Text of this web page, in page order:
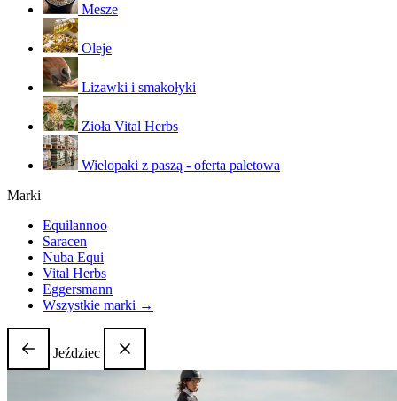
Mesze
Oleje
Lizawki i smakołyki
Zioła Vital Herbs
Wielopaki z paszą - oferta paletowa
Marki
Equilannoo
Saracen
Nuba Equi
Vital Herbs
Eggersmann
Wszystkie marki →
Jeździec